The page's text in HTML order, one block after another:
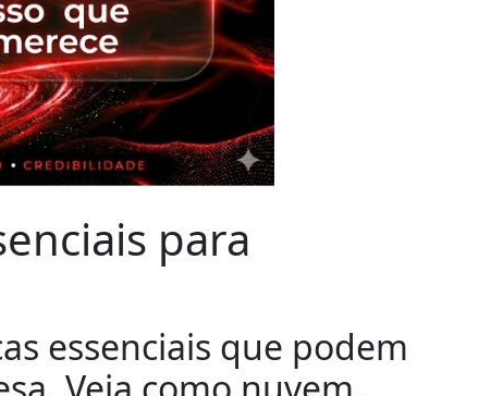
para
essenciais que podem